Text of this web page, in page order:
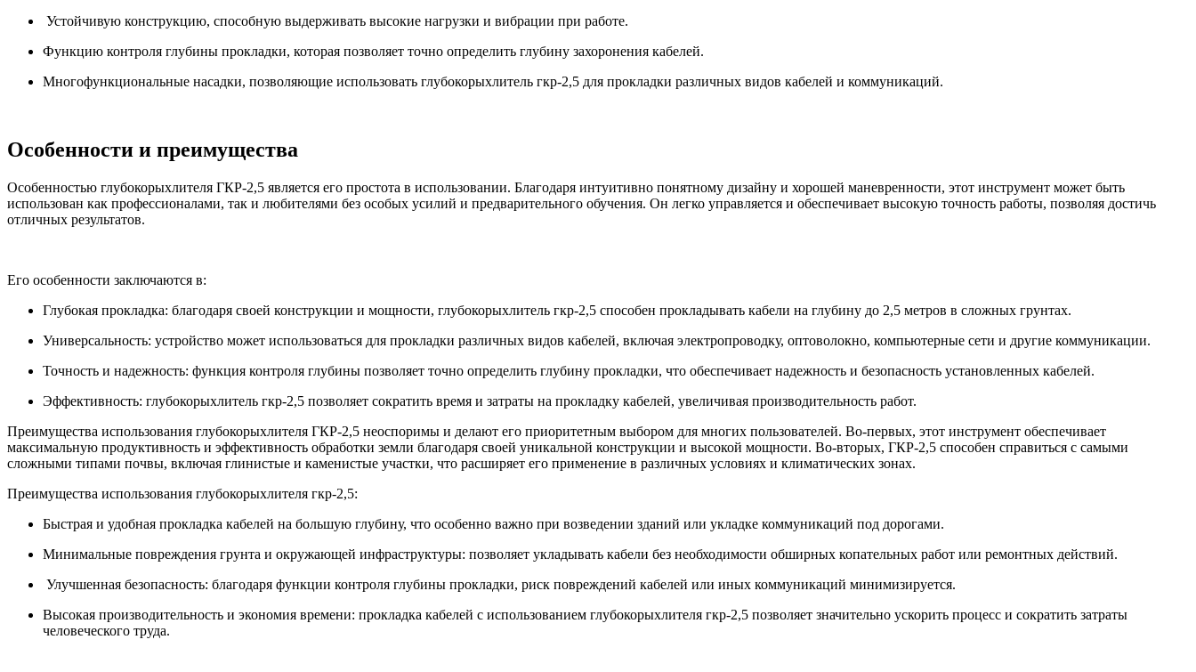
Устойчивую конструкцию, способную выдерживать высокие нагрузки и вибрации при работе.
Функцию контроля глубины прокладки, которая позволяет точно определить глубину захоронения кабелей.
Многофункциональные насадки, позволяющие использовать глубокорыхлитель гкр-2,5 для прокладки различных видов кабелей и коммуникаций.
Особенности и преимущества
Особенностью глубокорыхлителя ГКР-2,5 является его простота в использовании. Благодаря интуитивно понятному дизайну и хорошей маневренности, этот инструмент может быть
использован как профессионалами, так и любителями без особых усилий и предварительного обучения. Он легко управляется и обеспечивает высокую точность работы, позволяя достичь
отличных результатов.
Его особенности заключаются в:
Глубокая прокладка: благодаря своей конструкции и мощности, глубокорыхлитель гкр-2,5 способен прокладывать кабели на глубину до 2,5 метров в сложных грунтах.
Универсальность: устройство может использоваться для прокладки различных видов кабелей, включая электропроводку, оптоволокно, компьютерные сети и другие коммуникации.
Точность и надежность: функция контроля глубины позволяет точно определить глубину прокладки, что обеспечивает надежность и безопасность установленных кабелей.
Эффективность: глубокорыхлитель гкр-2,5 позволяет сократить время и затраты на прокладку кабелей, увеличивая производительность работ.
Преимущества использования глубокорыхлителя ГКР-2,5 неоспоримы и делают его приоритетным выбором для многих пользователей. Во-первых, этот инструмент обеспечивает
максимальную продуктивность и эффективность обработки земли благодаря своей уникальной конструкции и высокой мощности. Во-вторых, ГКР-2,5 способен справиться с самыми
сложными типами почвы, включая глинистые и каменистые участки, что расширяет его применение в различных условиях и климатических зонах.
Преимущества использования глубокорыхлителя гкр-2,5:
Быстрая и удобная прокладка кабелей на большую глубину, что особенно важно при возведении зданий или укладке коммуникаций под дорогами.
Минимальные повреждения грунта и окружающей инфраструктуры: позволяет укладывать кабели без необходимости обширных копательных работ или ремонтных действий.
Улучшенная безопасность: благодаря функции контроля глубины прокладки, риск повреждений кабелей или иных коммуникаций минимизируется.
Высокая производительность и экономия времени: прокладка кабелей с использованием глубокорыхлителя гкр-2,5 позволяет значительно ускорить процесс и сократить затраты
человеческого труда.